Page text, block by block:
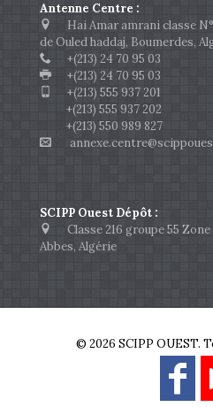
Antenne Centre :
Hai Amar amrani classe
de Ouled haddaj, Boumerdes,
+(213) 24 70 95 03
+(213) 24 70 95 03
+(213) 555 937 201
+(213) 555 937 202
+(213) 550 989 827
SCIPP Ouest Dépôt :
Classe 216 groupe 55
Abbes, Algérie
© 2026 SCIPP OUEST.